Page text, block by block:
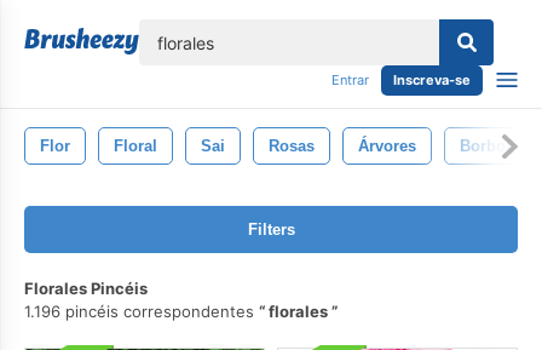
Entrar Inscreva-se
Flor Floral Sai Rosas Árvores Borboleta
Filters
Florales Pincéis
1.196 pincéis correspondentes
florales